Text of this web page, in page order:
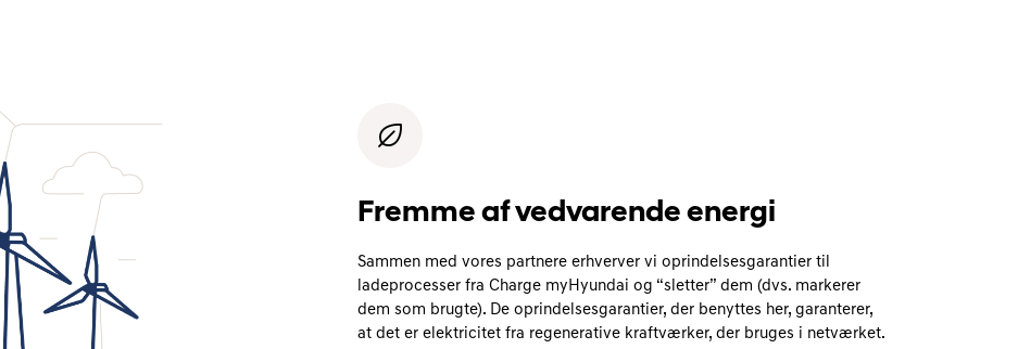
Fremme af vedvarende energi
Sammen med vores partnere erhverver vi oprindelsesgarantier til
ladeprocesser fra Charge myHyundai og “sletter” dem (dvs. markerer
dem som brugte). De oprindelsesgarantier, der benyttes her, garanterer,
at det er elektricitet fra regenerative kraftværker, der bruges i netværket.